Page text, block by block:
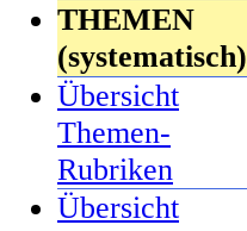
THEMEN
(systematisch)
Übersicht
Themen-
Rubriken
Übersicht